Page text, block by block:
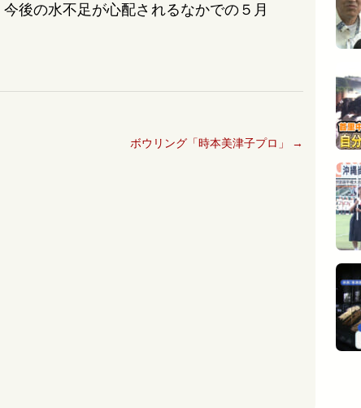
後の水不足が心配されるなかでの５月
ボウリング「時本美津子プロ」 →